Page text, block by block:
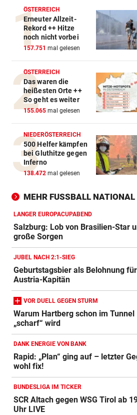
ÖSTERREICH
Erneuter Allzeit-
Rekord ++ Hitze
noch nicht vorbei
157.751 mal gelesen
ÖSTERREICH
Das waren die
heißesten Orte ++
So geht es weiter
155.065 mal gelesen
NIEDERÖSTERREICH
500 Helfer kämpfen
bei Gluthitze gegen
Inferno
138.472 mal gelesen
MEHR FUSSBALL NATIONAL
LANGER EUROPACUPABEND
Salzburg: Lob von Brasilien-Star
große Sorgen
JUBEL NACH 2:1-SIEG
Geburtstagsbier als Belohnung für
Austria-Kapitän
VOR DUELL GEGEN STURM
Warum Hartberg schon im Tunnel
„scharf“ wird
DANK ENERGIE VON BANK
Rapid: „Plan“ ging auf – letzter
wohl fix!
BUNDESLIGA IM TICKER
SCR Altach gegen WSG Tirol ab
Uhr LIVE